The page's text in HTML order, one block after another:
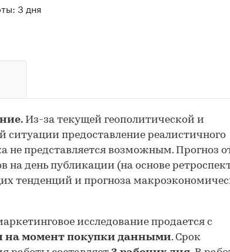
3 дня
Из-за текущей геополитической и
ситуации предоставление реалистичного
не представляется возможным. Прогноз
на день публикации (на основе
тенденций и прогноза
исследование продается с
на момент покупки данными. Срок